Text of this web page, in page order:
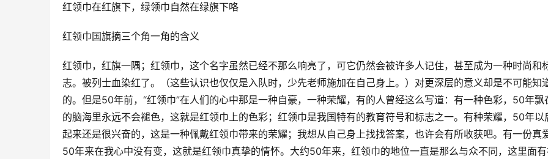
红领巾在红旗下，绿领巾自然在绿旗下咯
红领巾国旗摘三个角一角的含义
红领巾，红旗一隅； 红领巾，这个名字虽然已经不那么响亮了，可它仍然会被许多人记住，甚至成为一种时尚和
志。 被列士血染红了。
（这些认识也仅仅是入队时，少先老师施加在自己身上。）对更深层的意义却是不可能知
的。 但是50年前，“红领巾”在人们的心中那是一种自豪，一种荣耀，有的人曾经这么写道：有一种色彩，50年飘
的脑海里永远不会褪色，这就是红领巾上的色彩； 红领巾是我国特有的教育符号和标志之一。 有种荣耀，50年以
起来还是很兴奋的，这是一种佩戴红领巾带来的荣耀； 我想从自己身上找找答案，也许会有所收获吧。 有一份真
50年来在我心中没有变，这就是红领巾真挚的情怀。 大约50年来，红领巾的地位一直是那么与众不同，这里面